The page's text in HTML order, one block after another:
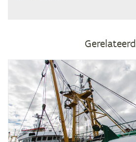
Gerelateerd